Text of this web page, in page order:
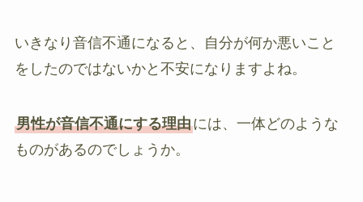
いきなり音信不通になると、自分が何か悪いこと
をしたのではないかと不安になりますよね。
男性が音信不通にする理由には、一体どのような
ものがあるのでしょうか。